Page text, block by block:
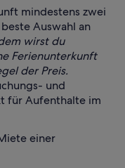
mindestens zwei
Auswahl an
wirst du
Ferienunterkunft
der Preis.
und
für Aufenthalte im
einer